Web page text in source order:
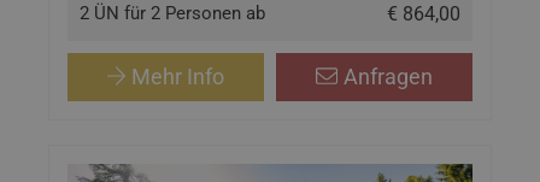
2 ÜN für 2 Personen ab € 864,00
Mehr Info Anfragen